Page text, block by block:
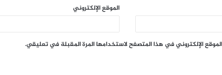
الموقع الإلكتروني
الإلكتروني في هذا المتصفح لاستخدامها المرة المقبلة في تعليقي.